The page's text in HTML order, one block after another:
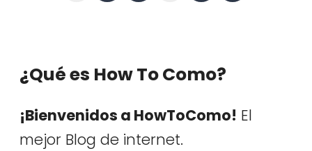
¿Qué es How To Como?
¡Bienvenidos a HowToComo! El
mejor Blog de internet.